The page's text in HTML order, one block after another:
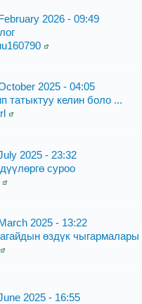
2026 - 09:49
2025 - 04:05
татыктуу келин боло ...
2025 - 23:32
суроо
2025 - 13:22
өздүк чыгармалары
2025 - 16:55